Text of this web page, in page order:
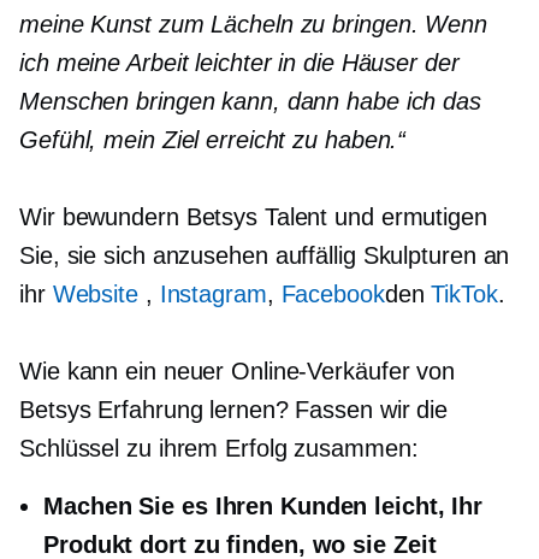
meine Kunst zum Lächeln zu bringen. Wenn
ich meine Arbeit leichter in die Häuser der
Menschen bringen kann, dann habe ich das
Gefühl, mein Ziel erreicht zu haben.“
Wir bewundern Betsys Talent und ermutigen
Sie, sie sich anzusehen auffällig Skulpturen an
ihr Website , Instagram, FacebookdenTikTok.
Wie kann ein neuer Online-Verkäufer von
Betsys Erfahrung lernen? Fassen wir die
Schlüssel zu ihrem Erfolg zusammen:
Machen Sie es Ihren Kunden leicht, Ihr
Produkt dort zu finden, wo sie Zeit